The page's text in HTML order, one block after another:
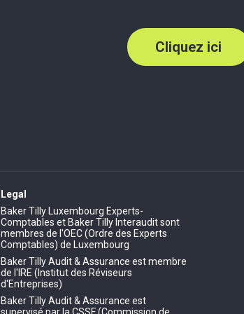
Cliquez ici
Legal
Baker Tilly Luxembourg Experts-
Comptables et Baker Tilly Interaudit sont
membres de l'OEC (Ordre des Experts
Comptables) de Luxembourg
Baker Tilly Audit & Assurance est membre
de l'IRE (Institut des Réviseurs
d'Entreprises)
Baker Tilly Audit & Assurance est